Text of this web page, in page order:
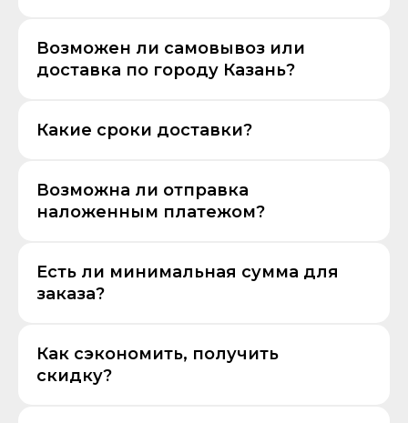
Возможен ли самовывоз или
доставка по городу Казань?
Какие сроки доставки?
Возможна ли отправка
наложенным платежом?
Есть ли минимальная сумма для
заказа?
Как сэкономить, получить
скидку?